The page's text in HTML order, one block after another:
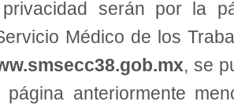
serán por la
Médico de los
, se
anteriormente